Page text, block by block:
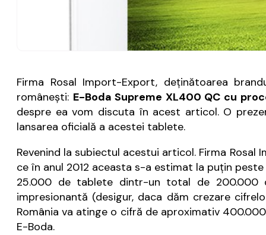
Firma Rosal Import-Export, deţinătoarea
româneşti: E-Boda Supreme XL400 QC cu
despre ea vom discuta în acest articol. O
lansarea oficială a acestei tablete.
Revenind la subiectul acestui articol. Firma
ce în anul 2012 aceasta s-a estimat la puţin
25.000 de tablete dintr-un total de 200.000
impresionantă (desigur, daca dăm crezare
România va atinge o cifră de aproximativ
E-Boda.